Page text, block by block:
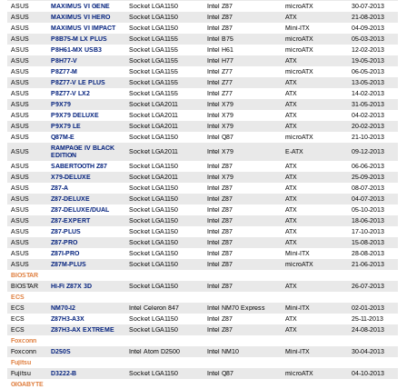
ASUS
MAXIMUS VI GENE Socket LGA1150 Intel Z87 microATX
30-07-2013
ASUS
MAXIMUS VI HERO Socket LGA1150 Intel Z87 ATX
21-08-2013
ASUS
MAXIMUS VI IMPACT Socket LGA1150 Intel Z87 Mini-ITX
04-09-2013
ASUS
P8B75-M LX PLUS Socket LGA1155 Intel B75 microATX
05-03-2013
ASUS
P8H61-MX USB3 Socket LGA1155 Intel H61 microATX
12-02-2013
ASUS
P8H77-V Socket LGA1155 Intel H77 ATX
19-05-2013
ASUS
P8Z77-M Socket LGA1155 Intel Z77 microATX
06-05-2013
ASUS
P8Z77-V LE PLUS Socket LGA1155 Intel Z77 ATX
13-05-2013
ASUS
P8Z77-V LX2 Socket LGA1155 Intel Z77 ATX
14-02-2013
ASUS
P9X79 Socket LGA2011 Intel Х79 ATX
31-05-2013
ASUS
P9X79 DELUXE Socket LGA2011 Intel Х79 ATX
04-02-2013
ASUS
P9X79 LE Socket LGA2011 Intel Х79 ATX
20-02-2013
ASUS
Q87M-E Socket LGA1150 Intel Q87 microATX
21-10-2013
ASUS
RAMPAGE IV BLACK
EDITION
Socket LGA2011 Intel X79 E-ATX
09-12-2013
ASUS
SABERTOOTH Z87 Socket LGA1150 Intel Z87 ATX
06-06-2013
ASUS
X79-DELUXE Socket LGA2011 Intel X79 ATX
25-09-2013
ASUS
Z87-A Socket LGA1150 Intel Z87 ATX
08-07-2013
ASUS
Z87-DELUXE Socket LGA1150 Intel Z87 ATX
04-07-2013
ASUS
Z87-DELUXE/DUAL Socket LGA1150 Intel Z87 ATX
05-10-2013
ASUS
Z87-EXPERT Socket LGA1150 Intel Z87 ATX
18-06-2013
ASUS
Z87-PLUS Socket LGA1150 Intel Z87 ATX
17-10-2013
ASUS
Z87-PRO Socket LGA1150 Intel Z87 ATX
15-08-2013
ASUS
Z87I-PRO Socket LGA1150 Intel Z87 Mini-ITX
28-08-2013
ASUS
Z87M-PLUS Socket LGA1150 Intel Z87 microATX
21-06-2013
BIOSTAR
BIOSTAR
Hi-Fi Z87X 3D Socket LGA1150 Intel Z87 ATX
26-07-2013
ECS
ECS
NM70-I2 Intel Celeron 847 Intel NM70 Express Mini-ITX
02-01-2013
ECS
Z87H3-A3X Socket LGA1150 Intel Z87 ATX
25-11-2013
ECS
Z87H3-AX EXTREME Socket LGA1150 Intel Z87 ATX
24-08-2013
Foxconn
Foxconn
D250S Intel Atom D2500 Intel NM10 Mini-ITX
30-04-2013
Fujitsu
Fujitsu
D3222-B Socket LGA1150 Intel Q87 microATX
04-10-2013
GIGABYTE